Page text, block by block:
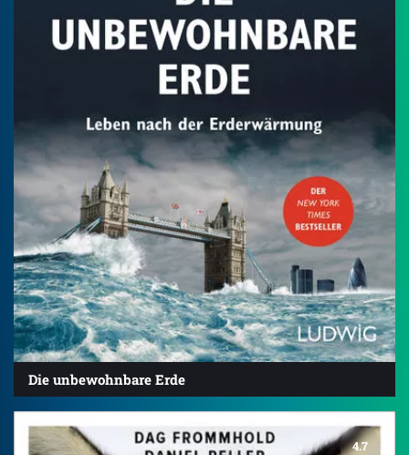
Die unbewohnbare Erde
4.7